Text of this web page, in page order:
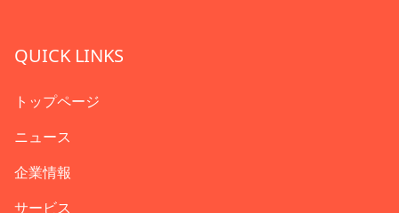
QUICK LINKS
トップページ
ニュース
企業情報
サービス